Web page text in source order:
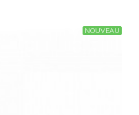
NOUVEAU